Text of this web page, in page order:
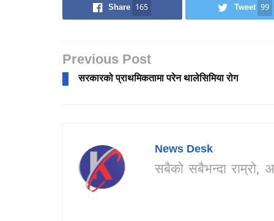
Share 165 Tweet 99
Previous Post
सरकारको प्राथमिकतामा परेन थालेसिमिया रोग
News Desk
सबैको सबैभन्दा